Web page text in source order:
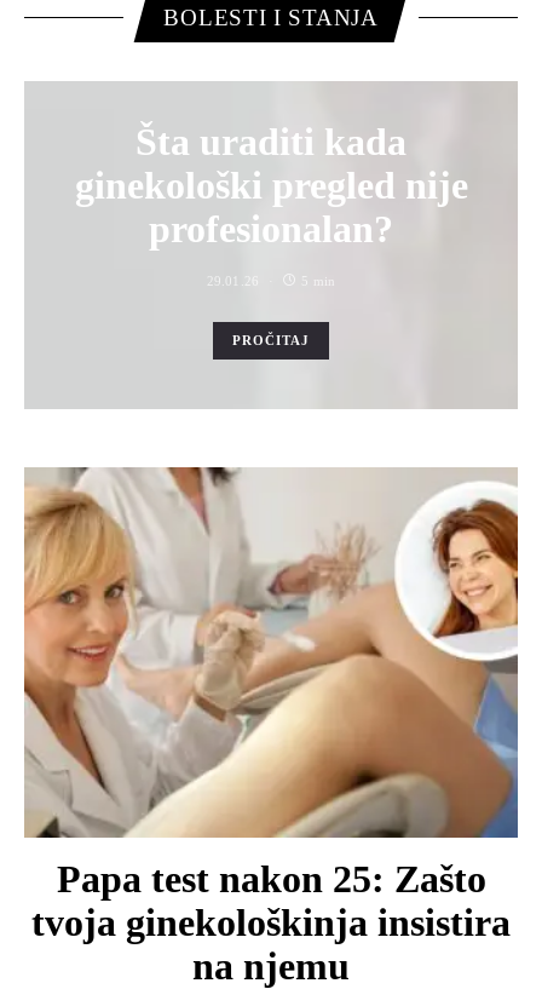
BOLESTI I STANJA
Šta uraditi kada
ginekološki pregled nije
profesionalan?
29.01.26 5 min
PROČITAJ
Papa test nakon 25: Zašto
tvoja ginekološkinja insistira
na njemu